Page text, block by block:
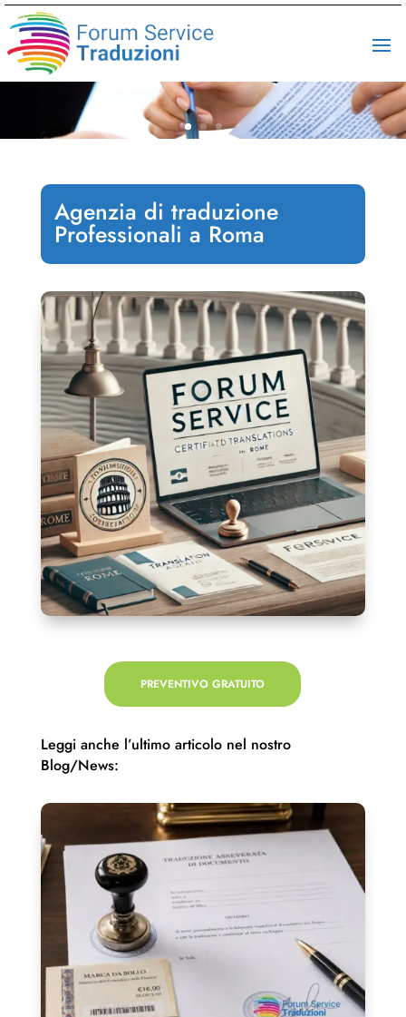
Agenzia di traduzione
Professionali a Roma
PREVENTIVO GRATUITO
Leggi anche l’ultimo articolo nel nostro
Blog/News: